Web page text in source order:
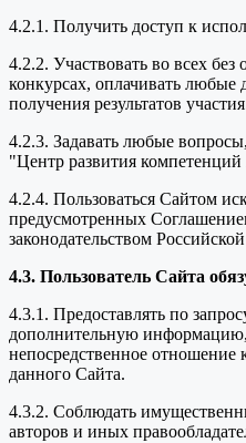
4.2.1. Получить доступ к
4.2.2. Участвовать во всех
конкурсах, оплачивать
получения результатов
4.2.3. Задавать любые
"Центр развития компетенций
4.2.4. Пользоваться Сайтом
предусмотренных
законодательством
4.3. Пользователь Сайта
4.3.1. Предоставлять по
дополнительную информацию,
непосредственное отношение
данного Сайта.
4.3.2. Соблюдать
авторов и иных